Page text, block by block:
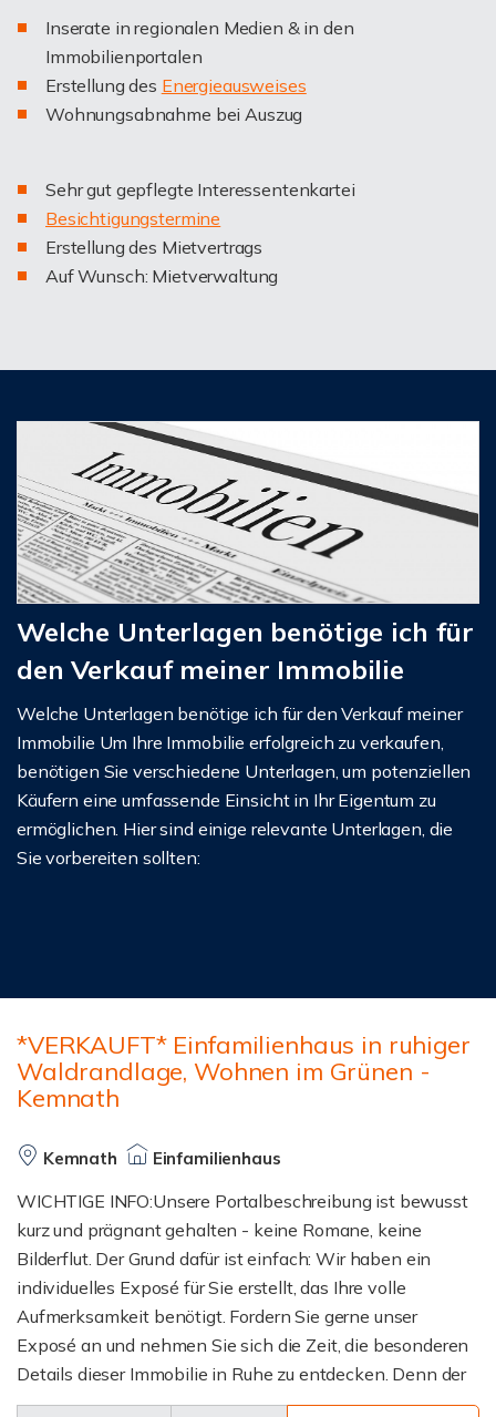
Inserate in regionalen Medien & in den
Immobilienportalen
Erstellung des Energieausweises
Wohnungsabnahme bei Auszug
Sehr gut gepflegte Interessentenkartei
Besichtigungstermine
Erstellung des Mietvertrags
Auf Wunsch: Mietverwaltung
Welche Unterlagen benötige ich für
den Verkauf meiner Immobilie
Welche Unterlagen benötige ich für den Verkauf meiner
Immobilie Um Ihre Immobilie erfolgreich zu verkaufen,
benötigen Sie verschiedene Unterlagen, um potenziellen
Käufern eine umfassende Einsicht in Ihr Eigentum zu
ermöglichen. Hier sind einige relevante Unterlagen, die
Sie vorbereiten sollten:
*VERKAUFT* Einfamilienhaus in ruhiger
Waldrandlage, Wohnen im Grünen -
Kemnath
Kemnath Einfamilienhaus
WICHTIGE INFO:Unsere Portalbeschreibung ist bewusst
kurz und prägnant gehalten - keine Romane, keine
Bilderflut. Der Grund dafür ist einfach: Wir haben ein
individuelles Exposé für Sie erstellt, das Ihre volle
Aufmerksamkeit benötigt. Fordern Sie gerne unser
Exposé an und nehmen Sie sich die Zeit, die besonderen
Details dieser Immobilie in Ruhe zu entdecken. Denn der
erste Eindruck zählt, und dieser sollte für SIE